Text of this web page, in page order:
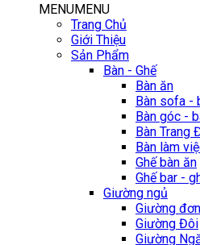
MENUMENU
Trang Chủ
Giới Thiệu
Sản Phẩm
Bàn - Ghế
Bàn ăn
Bàn sofa -
Bàn góc -
Bàn Trang
Bàn làm
Ghế bàn ăn
Ghế bar -
Giường ngủ
Giường đơn
Giường Đôi
Giường